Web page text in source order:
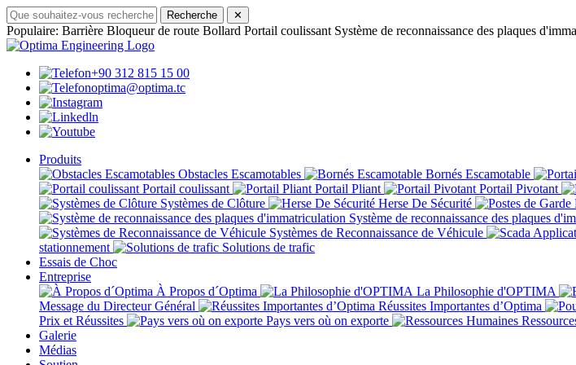
Recherche ✕
Populaire: Barrière Bloqueur de route Bollard Portail coulissant Système de reconnaissance des plaques
+90 312 815 15 00
optima@optima.tc
Produits
Obstacles Escamotables
Bornés Escamotable
Portail coulissant
Portail Pliant Portail Pivotant
Systèmes de Clôture
Herse De Sécurité
Système de reconnaissance des plaques
Systèmes de Reconnaissance de Véhicule
stationnement
Solutions de trafic
Essais de Choc
Entreprise
À Propos d´Optima
La Philosophie d'OPTIMA
Message du Directeur Général
Réussites Importantes d’Optima
Prix et Réussites
Pays vers où on exporte
Galerie
Médias